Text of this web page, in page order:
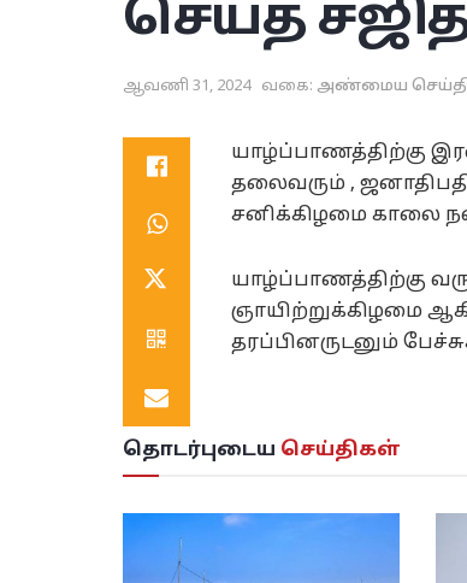
செய்த
ஆவணி 31, 2024 வகை: அண்மைய
யாழ்ப்பாணத்திற்கு
தலைவரும் ,
சனிக்கிழமை காலை
யாழ்ப்பாணத்திற்கு
ஞாயிற்றுக்கிழமை
தரப்பினருடனும்
தொடர்புடைய செய்திகள்